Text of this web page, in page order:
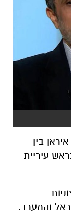
בין
כראש עיריית
והמערב.